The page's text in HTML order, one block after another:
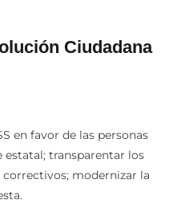
Ciudadana
en favor de las personas
transparentar los
modernizar la